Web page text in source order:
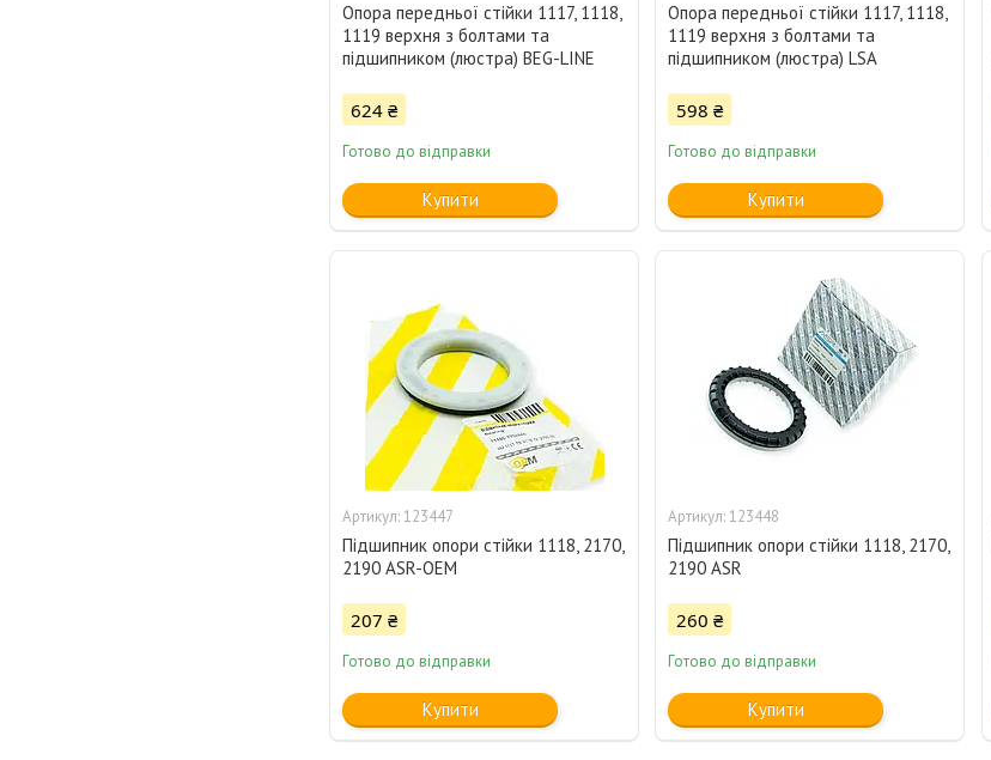
Опора передньої стійки 1117, 1118,
1119 верхня з болтами та
підшипником (люстра) BEG-LINE
624 ₴
Готово до відправки
Купити
Опора передньої стійки 1117, 1118,
1119 верхня з болтами та
підшипником (люстра) LSA
598 ₴
Готово до відправки
Купити
123447
Підшипник опори стійки 1118, 2170,
2190 ASR-OEM
207 ₴
Готово до відправки
Купити
123448
Підшипник опори стійки 1118, 2170,
2190 ASR
260 ₴
Готово до відправки
Купити